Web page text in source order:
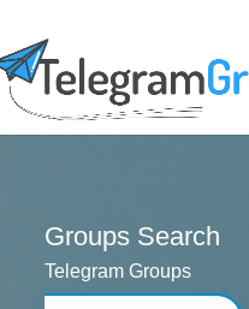
Groups Search
Telegram Groups